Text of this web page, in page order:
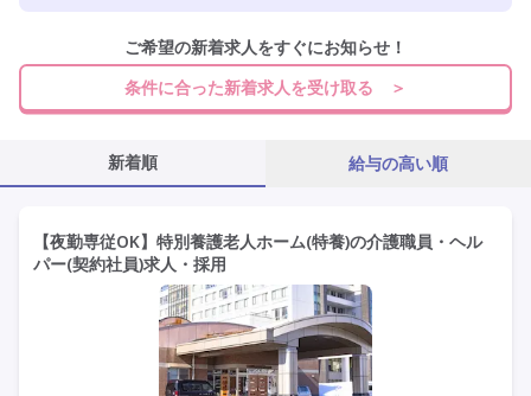
北海道 変更
施設形態を選ぶ
その他の条件を選ぶ
ご希望の新着求人をすぐにお知らせ！
条件に合った新着求人を受け取る ＞
新着順 給与の高い順
【夜勤専従OK】特別養護老人ホーム(特養)の介護職員・ヘル
パー(契約社員)求人・採用